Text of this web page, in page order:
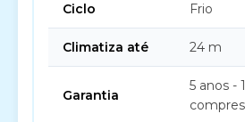
Ciclo Frio
Climatiza até 24 m
Garantia
5 anos -